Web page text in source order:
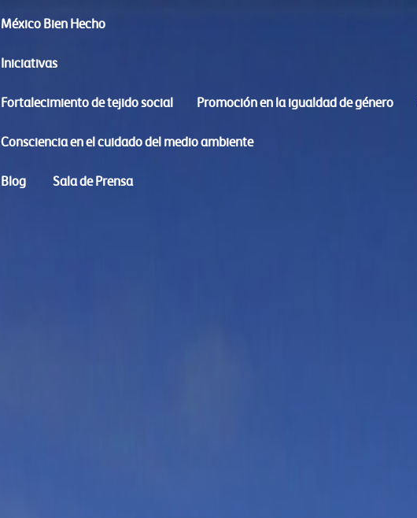
México Bien Hecho
Iniciativas
Fortalecimiento de tejido social Promoción en la igualdad de género
Consciencia en el cuidado del medio ambiente
Blog Sala de Prensa